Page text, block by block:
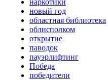
наркотики
новый год
областная библиотека
облисполком
открытие
паводок
пауэрлифтинг
Победа
победители